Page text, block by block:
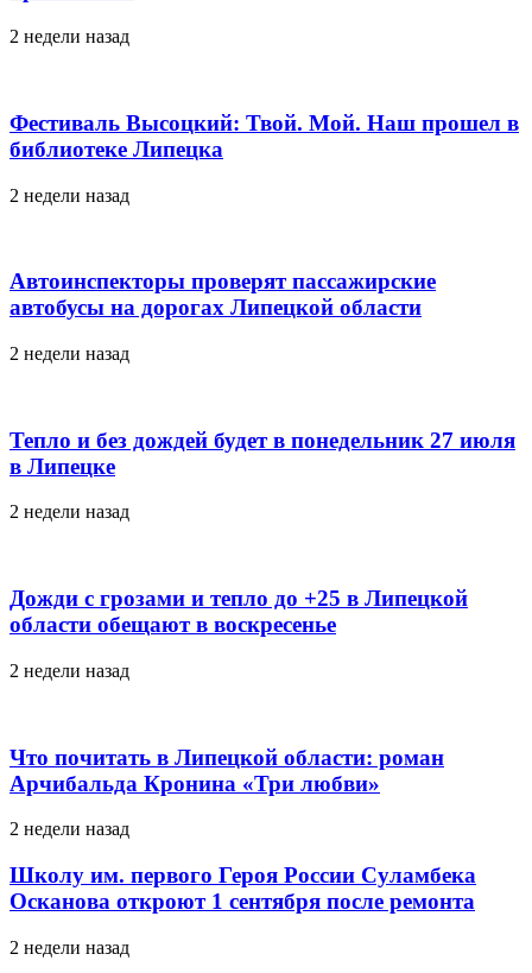
2 недели назад
Фестиваль Высоцкий: Твой. Мой. Наш прошел в
библиотеке Липецка
2 недели назад
Автоинспекторы проверят пассажирские
автобусы на дорогах Липецкой области
2 недели назад
Тепло и без дождей будет в понедельник 27 июля
в Липецке
2 недели назад
Дожди с грозами и тепло до +25 в Липецкой
области обещают в воскресенье
2 недели назад
Что почитать в Липецкой области: роман
Арчибальда Кронина «Три любви»
2 недели назад
Школу им. первого Героя России Суламбека
Осканова откроют 1 сентября после ремонта
2 недели назад